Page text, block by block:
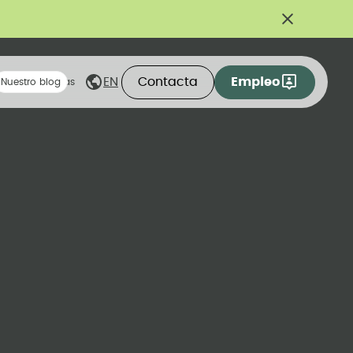
compartidas
Nuestro blog EN Contacta Empleo